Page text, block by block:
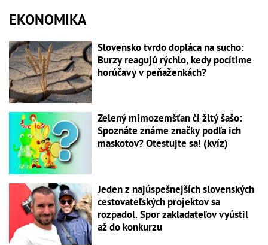
EKONOMIKA
Slovensko tvrdo dopláca na sucho:
Burzy reagujú rýchlo, kedy pocítime
horúčavy v peňaženkách?
Zelený mimozemšťan či žltý šašo:
Spoznáte známe značky podľa ich
maskotov? Otestujte sa! (kvíz)
Jeden z najúspešnejších slovenských
cestovateľských projektov sa
rozpadol. Spor zakladateľov vyústil
až do konkurzu